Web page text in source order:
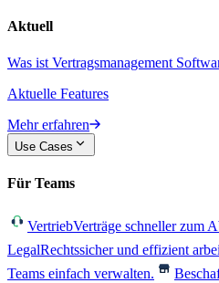
Aktuell
Was ist Vertragsmanagement
Aktuelle Features
Mehr erfahren
Use Cases
Für Teams
VertriebVerträge schneller zum
LegalRechtssicher und effizient
Teams einfach verwalten.